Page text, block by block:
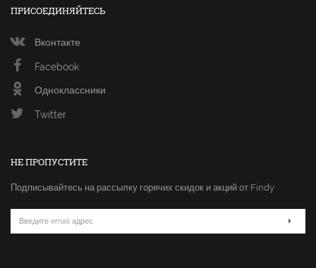
ПРИСОЕДИНЯЙТЕСЬ
Вконтакте
Facebook
Одноклассники
Twitter
НЕ ПРОПУСТИТЕ
Подписывайтесь на рассылку горячих скидок и акций от Findy